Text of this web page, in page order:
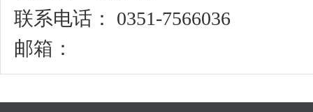
联系电话： 0351-7566036
邮箱：